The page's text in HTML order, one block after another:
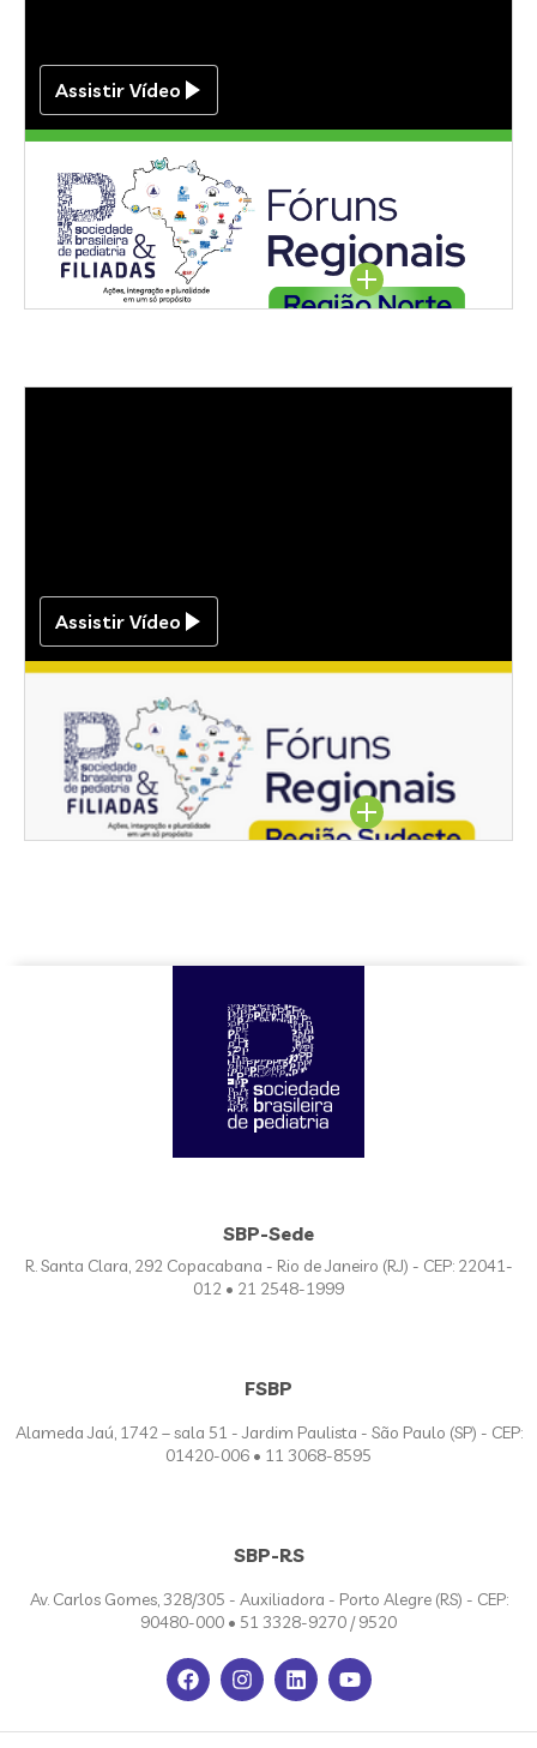
Assistir Vídeo
Região Norte
Assistir Vídeo
Região Sudeste
Assista aqui
SBP-Sede
R. Santa Clara, 292 Copacabana - Rio de Janeiro (RJ) - CEP: 22041-
012 • 21 2548-1999
FSBP
Alameda Jaú, 1742 – sala 51 - Jardim Paulista - São Paulo (SP) - CEP:
01420-006 • 11 3068-8595
SBP-RS
Av. Carlos Gomes, 328/305 - Auxiliadora - Porto Alegre (RS) - CEP:
90480-000 • 51 3328-9270 / 9520